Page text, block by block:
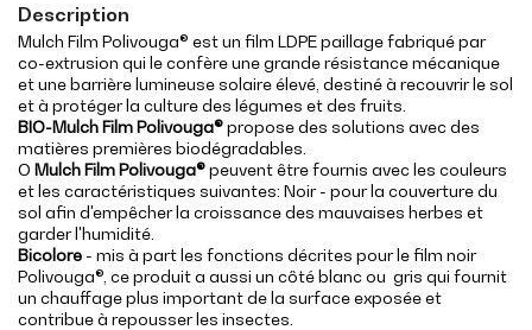
Description
Mulch Film Polivouga® est un film LDPE paillage fabriqué par
co-extrusion qui le confère une grande résistance mécanique
et une barrière lumineuse solaire élevé, destiné à recouvrir le sol
et à protéger la culture des légumes et des fruits.
BIO-Mulch Film Polivouga®propose des solutions avec des
matières premières biodégradables.
O Mulch Film Polivouga®peuvent être fournis avec les couleurs
et les caractéristiques suivantes: Noir - pour la couverture du
sol afin d'empêcher la croissance des mauvaises herbes et
garder l'humidité.
Bicolore - mis à part les fonctions décrites pour le film noir
Polivouga®, ce produit a aussi un côté blanc ou gris qui fournit
un chauffage plus important de la surface exposée et
contribue à repousser les insectes.